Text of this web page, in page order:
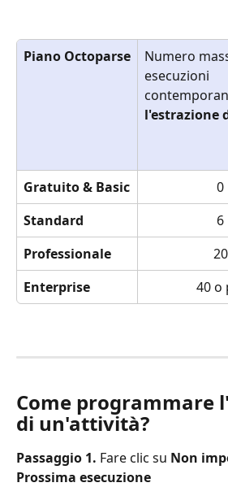
Piano Octoparse
Numero
esecuzioni
l'estrazione
Gratuito & Basic
0
Standard
6
Professionale
20
Enterprise
40 o
Come programmare
di un'attività?
Passaggio 1. Fare clic su Non
Prossima esecuzione